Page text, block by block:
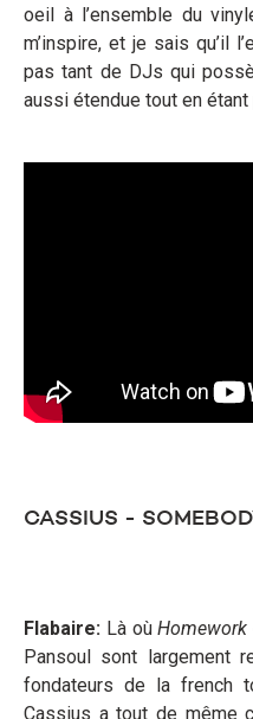
oeil à l’ensemble du
m’inspire, et je sais qu’il
pas tant de DJs qui
aussi étendue tout en
CASSIUS -
Flabaire: Là oùHomework
Pansoul sont largement
fondateurs de la french
Cassius a tout de même